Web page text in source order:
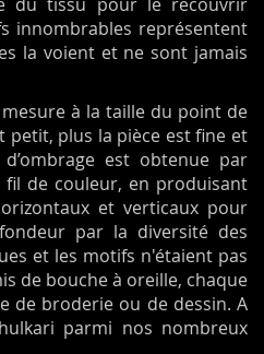
innombrables représentent
la voient et ne sont jamais
mesure à la taille du point de
petit, plus la pièce est fine et
est obtenue par
de couleur, en produisant
et verticaux pour
par la diversité des
et les motifs n'étaient pas
de bouche à oreille, chaque
de broderie ou de dessin. A
parmi nos nombreux